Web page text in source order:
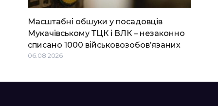
Масштабні обшуки у посадовців
Мукачівському ТЦК і ВЛК – незаконно
списано 1000 військовозобов’язаних
06.08.2026